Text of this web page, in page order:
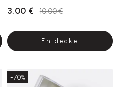
3,00 € 10,00 €
Entdecke
-70%